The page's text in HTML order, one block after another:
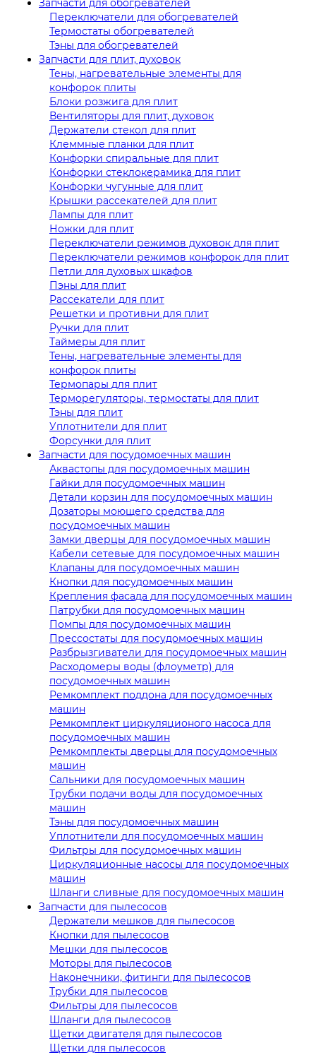
Запчасти для обогревателей
Переключатели для обогревателей
Термостаты обогревателей
Тэны для обогревателей
Запчасти для плит, духовок
Тены, нагревательные элементы для
конфорок плиты
Блоки розжига для плит
Вентиляторы для плит, духовок
Держатели стекол для плит
Клеммные планки для плит
Конфорки спиральные для плит
Конфорки стеклокерамика для плит
Конфорки чугунные для плит
Крышки рассекателей для плит
Лампы для плит
Ножки для плит
Переключатели режимов духовок для плит
Переключатели режимов конфорок для плит
Петли для духовых шкафов
Пэны для плит
Рассекатели для плит
Решетки и противни для плит
Ручки для плит
Таймеры для плит
Тены, нагревательные элементы для
конфорок плиты
Термопары для плит
Терморегуляторы, термостаты для плит
Тэны для плит
Уплотнители для плит
Форсунки для плит
Запчасти для посудомоечных машин
Аквастопы для посудомоечных машин
Гайки для посудомоечных машин
Детали корзин для посудомоечных машин
Дозаторы моющего средства для
посудомоечных машин
Замки дверцы для посудомоечных машин
Кабели сетевые для посудомоечных машин
Клапаны для посудомоечных машин
Кнопки для посудомоечных машин
Крепления фасада для посудомоечных машин
Патрубки для посудомоечных машин
Помпы для посудомоечных машин
Прессостаты для посудомоечных машин
Разбрызгиватели для посудомоечных машин
Расходомеры воды (флоуметр) для
посудомоечных машин
Ремкомплект поддона для посудомоечных
машин
Ремкомплект циркуляционого насоса для
посудомоечных машин
Ремкомплекты дверцы для посудомоечных
машин
Сальники для посудомоечных машин
Трубки подачи воды для посудомоечных
машин
Тэны для посудомоечных машин
Уплотнители для посудомоечных машин
Фильтры для посудомоечных машин
Циркуляционные насосы для посудомоечных
машин
Шланги сливные для посудомоечных машин
Запчасти для пылесосов
Держатели мешков для пылесосов
Кнопки для пылесосов
Мешки для пылесосов
Моторы для пылесосов
Наконечники, фитинги для пылесосов
Трубки для пылесосов
Фильтры для пылесосов
Шланги для пылесосов
Щетки двигателя для пылесосов
Щетки для пылесосов